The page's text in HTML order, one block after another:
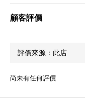
顧客評價
尚未有任何評價